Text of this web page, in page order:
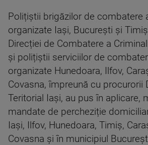
Polițiștii brigăzilor de combatere
organizate Iași, București și
Direcției de Combatere a
și polițiștii serviciilor de
organizate Hunedoara, Ilfov,
Covasna, împreună cu procurorii
Teritorial Iași, au pus în aplicare,
mandate de percheziție
Iași, Ilfov, Hunedoara, Timiș,
Covasna și în municipiul